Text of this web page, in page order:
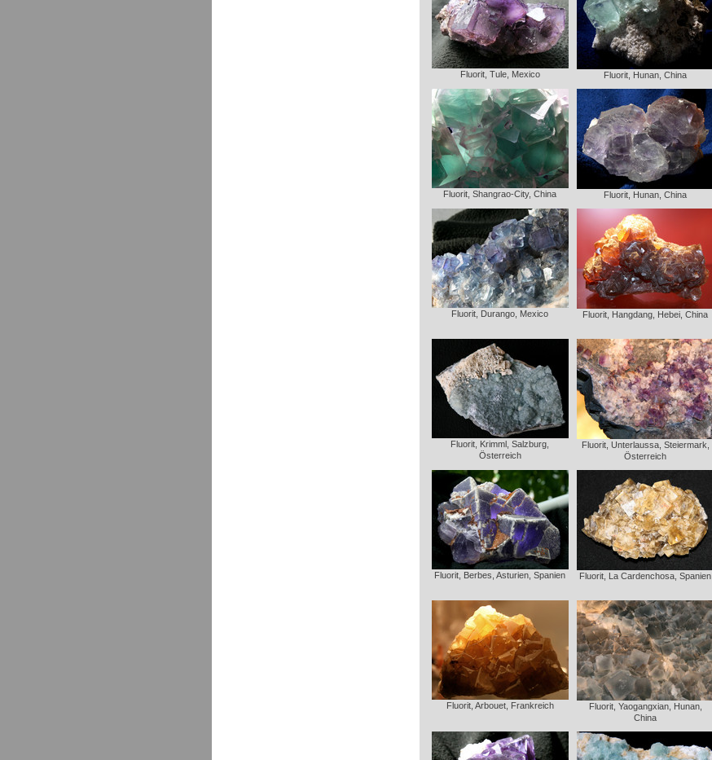
Fluorit, Tule, Mexico Fluorit, Hunan, China
Fluorit, Shangrao-City, China Fluorit, Hunan, China
Fluorit, Durango, Mexico Fluorit, Hangdang, Hebei, China
Fluorit, Krimml, Salzburg,
Österreich
Fluorit, Unterlaussa, Steiermark,
Österreich
Fluorit, Berbes, Asturien, Spanien Fluorit, La Cardenchosa, Spanien
Fluorit, Arbouet, Frankreich
Fluorit, Yaogangxian, Hunan,
China